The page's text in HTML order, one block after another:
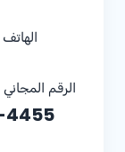
الرقم
4455